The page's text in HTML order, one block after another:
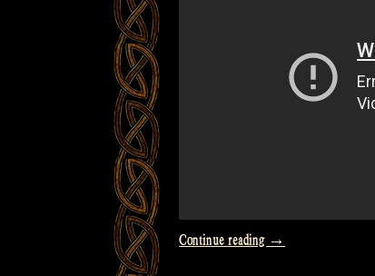
Continue reading „Video:
→